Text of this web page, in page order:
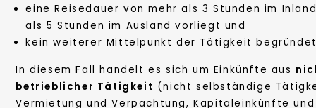
eine Reisedauer von mehr als 3 Stunden im
als 5 Stunden im Ausland vorliegt und
kein weiterer Mittelpunkt der Tätigkeit
In diesem Fall handelt es sich um Einkünfte aus
betrieblicher Tätigkeit (nicht selbständige
Vermietung und Verpachtung, Kapitaleinkünfte